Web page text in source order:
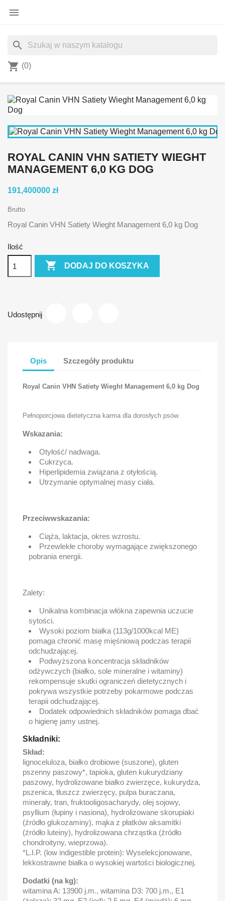

search
shopping_cart (0)
ROYAL CANIN VHN SATIETY WIEGHT
MANAGEMENT 6,0 KG DOG
191,400000 zł
Brutto
Royal Canin VHN Satiety Wieght Management 6,0 kg Dog
Ilość
 DODAJ DO KOSZYKA
Udostępnij
Opis Szczegóły produktu
Royal Canin VHN Satiety Wieght Management 6,0 kg Dog
Pełnoporcjowa dietetyczna karma dla dorosłych psów.
Wskazania:
Otyłość/ nadwaga.
Cukrzyca.
Hiperlipidemia związana z otyłością.
Utrzymanie optymalnej masy ciała.
Przeciwwskazania:
Ciąża, laktacja, okres wzrostu.
Przewlekłe choroby wymagające zwiększonego
pobrania energii.
Zalety:
Unikalna kombinacja włókna zapewnia uczucie
sytości.
Wysoki poziom białka (113g/1000kcal ME)
pomaga chronić masę mięśniową podczas terapii
odchudzającej.
Podwyższona koncentracja składników
odżywczych (białko, sole mineralne i witaminy)
rekompensuje skutki ograniczeń dietetycznych i
pokrywa wszystkie potrzeby pokarmowe podczas
terapii odchudzającej.
Dodatek odpowiednich składników pomaga dbać
o higienę jamy ustnej.
Składniki:
Skład:
lignoceluloza, białko drobiowe (suszone), gluten
pszenny paszowy*, tapioka, gluten kukurydziany
paszowy, hydrolizowane białko zwierzęce, kukurydza,
pszenica, tłuszcz zwierzęcy, pulpa buraczana,
minerały, tran, fruktooligosacharydy, olej sojowy,
psyllium (łupiny i nasiona), hydrolizowane skorupiaki
(źródło glukozaminy), mąka z płatków aksamitki
(źródło luteiny), hydrolizowana chrząstka (źródło
chondroityny, wieprzowa).
*L.I.P. (low indigestible protein): Wyselekcjonowane,
lekkostrawne białka o wysokiej wartości biologicznej.
Dodatki (na kg):
witamina A: 13900 j.m., witamina D3: 700 j.m., E1